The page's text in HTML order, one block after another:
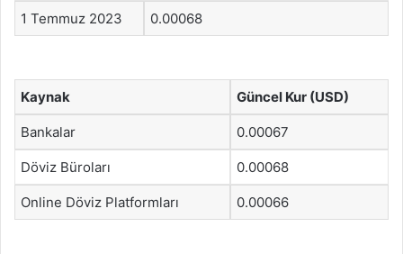
1 Temmuz 2023 0.00068
Kaynak Güncel Kur (USD)
Bankalar 0.00067
Döviz Büroları 0.00068
Online Döviz Platformları 0.00066